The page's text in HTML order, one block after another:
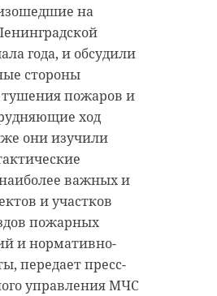
на
года, и обсудили
стороны
тушения пожаров и
ход
они изучили
важных и
и участков
пожарных
и нормативно-
передает пресс-
управления МЧС
что
учителя
обернулось
жительнице